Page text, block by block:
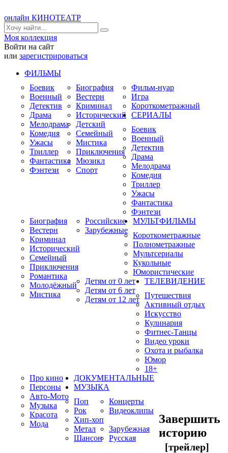
онлайн КИНОТЕАТР
Моя коллекция
Войти на сайт
или зарегистрироваться
ФИЛЬМЫ
Боевик
Военный
Детектив
Драма
Мелодрама
Комедия
Ужасы
Триллер
Фантастика
Фэнтези
Биография
Вестерн
Криминал
Исторический
Детский
Семейный
Мистика
Приключения
Мюзикл
Спорт
Фильм-нуар
Игра
Короткометражный
СЕРИАЛЫ
Боевик
Военный
Детектив
Драма
Мелодрама
Комедия
Триллер
Ужасы
Фантастика
Фэнтези
Биография
Вестерн
Криминал
Исторический
Семейный
Приключения
Романтика
Молодёжный
Мистика
Российские
Зарубежные
МУЛЬТФИЛЬМЫ
Короткометражные
Полнометражные
Мультсериалы
Кукольные
Юмористические
Детям от 0 лет
Детям от 6 лет
Детям от 12 лет
ТЕЛЕВИДЕНИЕ
Путешествия
Активный отдых
Искусство
Кулинария
Фитнес-Танцы
Видео уроки
Охота и рыбалка
Юмор
18+
Про кино
Персоны
Авто-Мото
Музыка
Красота
Мода
ДОКУМЕНТАЛЬНЫЕ
МУЗЫКА
Поп
Рок
Хип-хоп
Метал
Шансон
Концерты
Видеоклипы
Зарубежная
Русская
Завершить
историю
[трейлер]